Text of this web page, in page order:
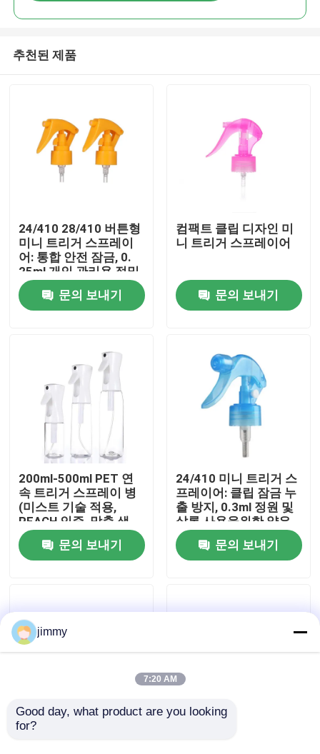
제품
우리에 대하여
공장 여행
연락주세요
뉴스
추천된 제품
24/410 28/410 버튼형
미니 트리거 스프레이
어: 통합 안전 잠금, 0.
25ml 개인 관리용 정밀
복용량
문의 보내기
컴팩트 클립 디자인 미
니 트리거 스프레이어
문의 보내기
200ml-500ml PET 연
속 트리거 스프레이 병
(미스트 기술 적용,
REACH 인증, 맞춤 색
상)
문의 보내기
24/410 미니 트리거 스
프레이어: 클립 잠금 누
출 방지, 0.3ml 정원 및
살롱 사용을위한 얇은
안개
문의 보내기
28/410 내화학성 트리
jimmy
7:20 AM
Good day, what product are you looking
for?